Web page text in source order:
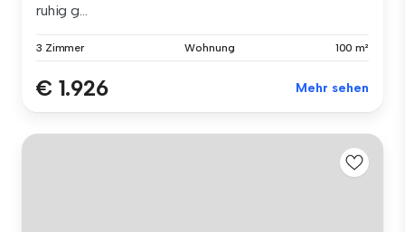
ruhig g...
3 Zimmer Wohnung 100 m²
€ 1.926 Mehr sehen